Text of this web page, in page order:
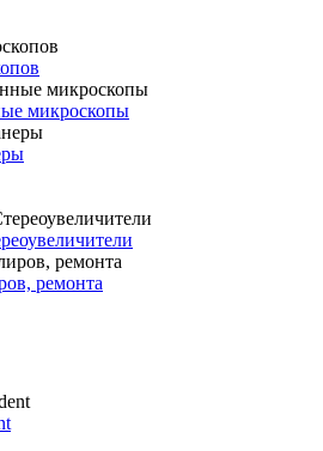
микроскопы
ремонта